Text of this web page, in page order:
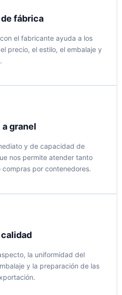
fábrica
el fabricante ayuda a los
precio, el estilo, el embalaje y
granel
y de capacidad de
nos permite atender tanto
por contenedores.
la uniformidad del
y la preparación de las